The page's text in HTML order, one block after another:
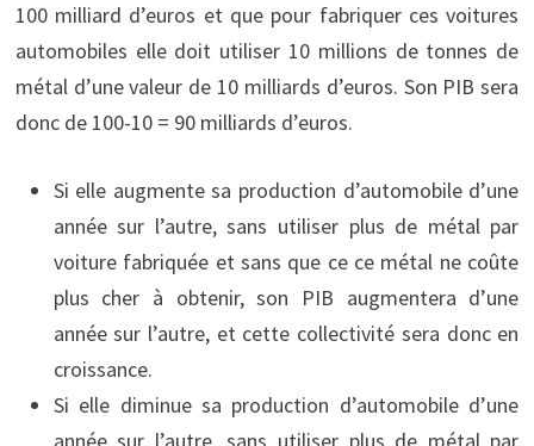
100 milliard d’euros et que pour fabriquer ces voitures
automobiles elle doit utiliser 10 millions de tonnes de
métal d’une valeur de 10 milliards d’euros. Son PIB sera
donc de 100-10 = 90 milliards d’euros.
Si elle augmente sa production d’automobile d’une
année sur l’autre, sans utiliser plus de métal par
voiture fabriquée et sans que ce ce métal ne coûte
plus cher à obtenir, son PIB augmentera d’une
année sur l’autre, et cette collectivité sera donc en
croissance.
Si elle diminue sa production d’automobile d’une